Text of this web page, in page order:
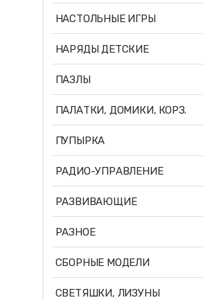
НАСТОЛЬНЫЕ ИГРЫ
НАРЯДЫ ДЕТСКИЕ
ПАЗЛЫ
ПАЛАТКИ, ДОМИКИ, КОРЗ.
ПУПЫРКА
РАДИО-УПРАВЛЕНИЕ
РАЗВИВАЮЩИЕ
РАЗНОЕ
СБОРНЫЕ МОДЕЛИ
СВЕТЯШКИ, ЛИЗУНЫ